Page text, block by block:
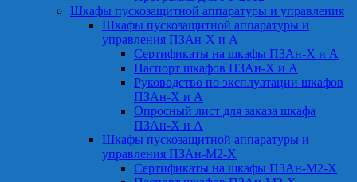
Шкафы пускозащитной аппаратуры и управления
Шкафы пускозащитной аппаратуры и
управления ПЗАн-Х и А
Сертификаты на шкафы ПЗАн-Х и А
Паспорт шкафов ПЗАн-Х и А
Руководство по эксплуатации шкафов
ПЗАн-Х и А
Опросный лист для заказа шкафа
ПЗАн-Х и А
Шкафы пускозащитной аппаратуры и
управления ПЗАн-М2-Х
Сертификаты на шкафы ПЗАн-М2-Х